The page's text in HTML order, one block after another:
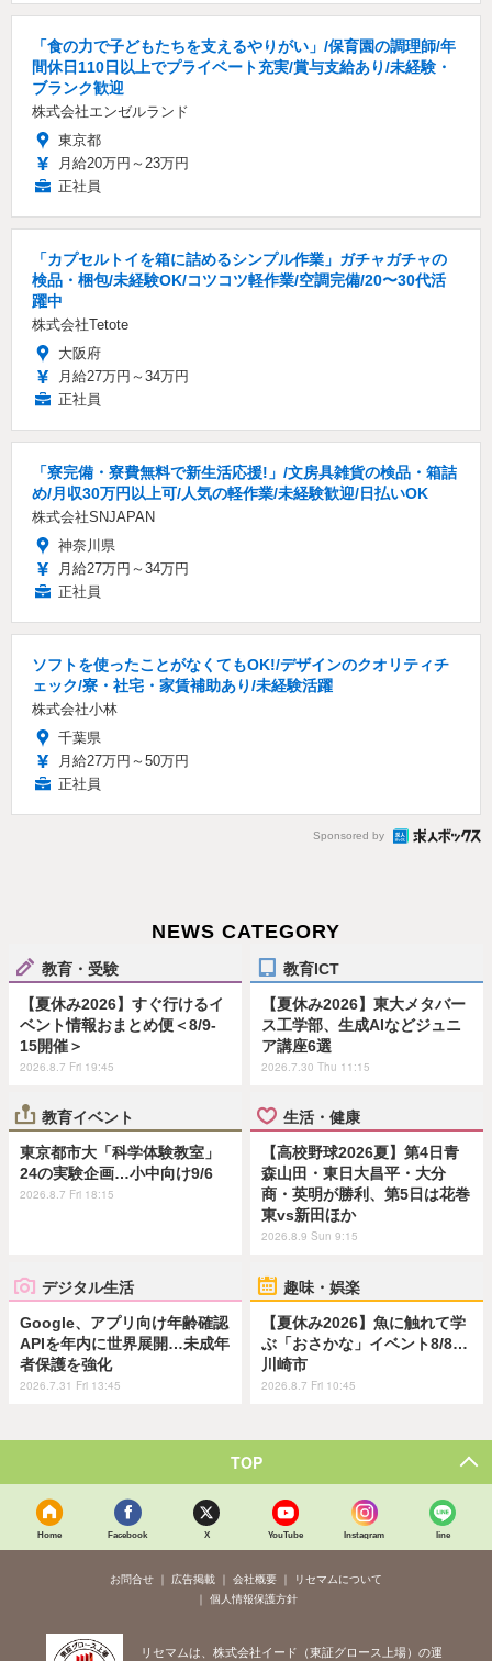
「食の力で子どもたちを支えるやりがい」/保育園の調理師/年
間休日110日以上でプライベート充実/賞与支給あり/未経験・
ブランク歓迎
株式会社エンゼルランド
東京都
月給20万円～23万円
正社員
「カプセルトイを箱に詰めるシンプル作業」ガチャガチャの
検品・梱包/未経験OK/コツコツ軽作業/空調完備/20〜30代活
躍中
株式会社Tetote
大阪府
月給27万円～34万円
正社員
「寮完備・寮費無料で新生活応援!」/文房具雑貨の検品・箱詰
め/月収30万円以上可/人気の軽作業/未経験歓迎/日払いOK
株式会社SNJAPAN
神奈川県
月給27万円～34万円
正社員
ソフトを使ったことがなくてもOK!/デザインのクオリティチ
ェック/寮・社宅・家賃補助あり/未経験活躍
株式会社小林
千葉県
月給27万円～50万円
正社員
Sponsored by
NEWS CATEGORY
教育・受験
【夏休み2026】すぐ行けるイ
ベント情報おまとめ便＜8/9-
15開催＞
2026.8.7 Fri 19:45
教育ICT
【夏休み2026】東大メタバー
ス工学部、生成AIなどジュニ
ア講座6選
2026.7.30 Thu 11:15
教育イベント
東京都市大「科学体験教室」
24の実験企画…小中向け9/6
2026.8.7 Fri 18:15
生活・健康
【高校野球2026夏】第4日青
森山田・東日大昌平・大分
商・英明が勝利、第5日は花巻
東vs新田ほか
2026.8.9 Sun 9:15
デジタル生活
Google、アプリ向け年齢確認
APIを年内に世界展開…未成年
者保護を強化
2026.7.31 Fri 13:45
趣味・娯楽
【夏休み2026】魚に触れて学
ぶ「おさかな」イベント8/8…
川崎市
2026.8.7 Fri 10:45
TOP
Home Facebook X YouTube Instagram line
お問合せ 広告掲載 会社概要
リセマムについて
個人情報保護方針
リセマムは、株式会社イード（東証グロース上場）の運